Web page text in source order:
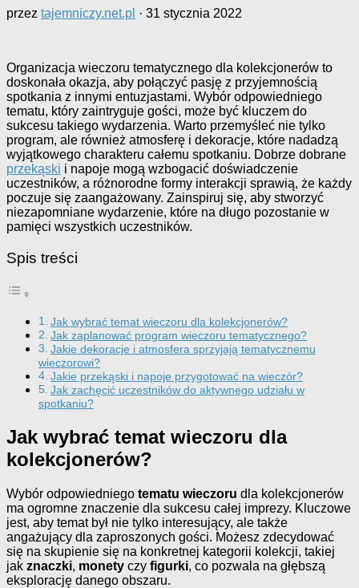
przez tajemniczy.net.pl · 31 stycznia 2022
Organizacja wieczoru tematycznego dla kolekcjonerów to
doskonała okazja, aby połączyć pasję z przyjemnością
spotkania z innymi entuzjastami. Wybór odpowiedniego
tematu, który zaintryguje gości, może być kluczem do
sukcesu takiego wydarzenia. Warto przemyśleć nie tylko
program, ale również atmosferę i dekoracje, które nadadzą
wyjątkowego charakteru całemu spotkaniu. Dobrze dobrane
przekąski i napoje mogą wzbogacić doświadczenie
uczestników, a różnorodne formy interakcji sprawią, że każdy
poczuje się zaangażowany. Zainspiruj się, aby stworzyć
niezapomniane wydarzenie, które na długo pozostanie w
pamięci wszystkich uczestników.
Spis treści
Jak wybrać temat wieczoru dla kolekcjonerów?
Jak zaplanować program wieczoru tematycznego?
Jakie dekoracje i atmosfera sprzyjają tematycznemu
wieczorowi?
Jakie przekąski i napoje przygotować na wieczór?
Jak zachęcić uczestników do aktywnego udziału w
spotkaniu?
Jak wybrać temat wieczoru dla
kolekcjonerów?
Wybór odpowiedniego tematu wieczoru dla kolekcjonerów
ma ogromne znaczenie dla sukcesu całej imprezy. Kluczowe
jest, aby temat był nie tylko interesujący, ale także
angażujący dla zaproszonych gości. Możesz zdecydować
się na skupienie się na konkretnej kategorii kolekcji, takiej
jak znaczki, monety czy figurki, co pozwala na głębszą
eksplorację danego obszaru.